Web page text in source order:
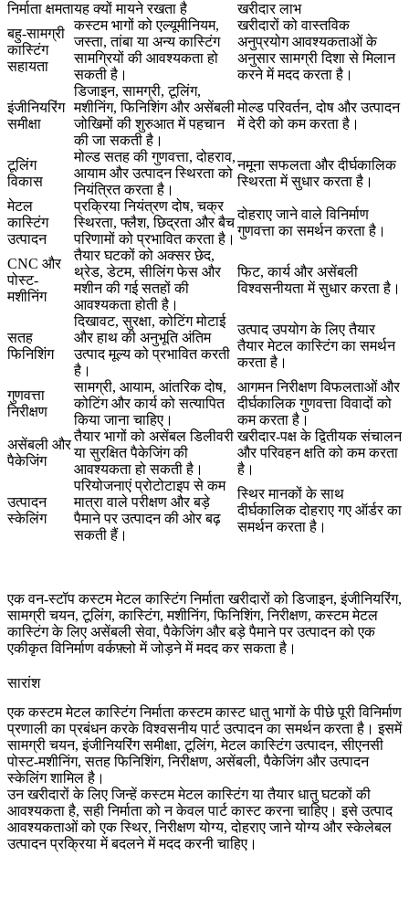
निर्माता क्षमतायह क्यों मायने रखता है
खरीदार लाभ
बहु-सामग्री
कास्टिंग
सहायता
कस्टम भागों को एल्यूमीनियम,
जस्ता, तांबा या अन्य कास्टिंग
सामग्रियों की आवश्यकता हो
सकती है।
खरीदारों को वास्तविक
अनुप्रयोग आवश्यकताओं के
अनुसार सामग्री दिशा से मिलान
करने में मदद करता है।
इंजीनियरिंग
समीक्षा
डिजाइन, सामग्री, टूलिंग,
मशीनिंग, फिनिशिंग और असेंबली
जोखिमों की शुरुआत में पहचान
की जा सकती है।
मोल्ड परिवर्तन, दोष और उत्पादन
में देरी को कम करता है।
टूलिंग
विकास
मोल्ड सतह की गुणवत्ता, दोहराव,
आयाम और उत्पादन स्थिरता को
नियंत्रित करता है।
नमूना सफलता और दीर्घकालिक
स्थिरता में सुधार करता है।
मेटल
कास्टिंग
उत्पादन
प्रक्रिया नियंत्रण दोष, चक्र
स्थिरता, फ्लैश, छिद्रता और बैच
परिणामों को प्रभावित करता है।
दोहराए जाने वाले विनिर्माण
गुणवत्ता का समर्थन करता है।
CNC और
पोस्ट-
मशीनिंग
तैयार घटकों को अक्सर छेद,
थ्रेड, डेटम, सीलिंग फेस और
मशीन की गई सतहों की
आवश्यकता होती है।
फिट, कार्य और असेंबली
विश्वसनीयता में सुधार करता है।
सतह
फिनिशिंग
दिखावट, सुरक्षा, कोटिंग मोटाई
और हाथ की अनुभूति अंतिम
उत्पाद मूल्य को प्रभावित करती
है।
उत्पाद उपयोग के लिए तैयार
तैयार मेटल कास्टिंग का समर्थन
करता है।
गुणवत्ता
निरीक्षण
सामग्री, आयाम, आंतरिक दोष,
कोटिंग और कार्य को सत्यापित
किया जाना चाहिए।
आगमन निरीक्षण विफलताओं और
दीर्घकालिक गुणवत्ता विवादों को
कम करता है।
असेंबली और
पैकेजिंग
तैयार भागों को असेंबल डिलीवरी
या सुरक्षित पैकेजिंग की
आवश्यकता हो सकती है।
खरीदार-पक्ष के द्वितीयक संचालन
और परिवहन क्षति को कम करता
है।
उत्पादन
स्केलिंग
परियोजनाएं प्रोटोटाइप से कम
मात्रा वाले परीक्षण और बड़े
पैमाने पर उत्पादन की ओर बढ़
सकती हैं।
स्थिर मानकों के साथ
दीर्घकालिक दोहराए गए ऑर्डर का
समर्थन करता है।
एकवन-स्टॉप कस्टम मेटल कास्टिंग निर्माताखरीदारों को डिजाइन, इंजीनियरिंग,
सामग्री चयन, टूलिंग, कास्टिंग, मशीनिंग, फिनिशिंग, निरीक्षण,कस्टम मेटल
कास्टिंग के लिए असेंबली सेवा, पैकेजिंग और बड़े पैमाने पर उत्पादन को एक
एकीकृत विनिर्माण वर्कफ़्लो में जोड़ने में मदद कर सकता है।
सारांश
एक कस्टम मेटल कास्टिंग निर्माता कस्टम कास्ट धातु भागों के पीछे पूरी विनिर्माण
प्रणाली का प्रबंधन करके विश्वसनीय पार्ट उत्पादन का समर्थन करता है। इसमें
सामग्री चयन, इंजीनियरिंग समीक्षा, टूलिंग, मेटल कास्टिंग उत्पादन, सीएनसी
पोस्ट-मशीनिंग, सतह फिनिशिंग, निरीक्षण, असेंबली, पैकेजिंग और उत्पादन
स्केलिंग शामिल है।
उन खरीदारों के लिए जिन्हें कस्टम मेटल कास्टिंग या तैयार धातु घटकों की
आवश्यकता है, सही निर्माता को न केवल पार्ट कास्ट करना चाहिए। इसे उत्पाद
आवश्यकताओं को एक स्थिर, निरीक्षण योग्य, दोहराए जाने योग्य और स्केलेबल
उत्पादन प्रक्रिया में बदलने में मदद करनी चाहिए।